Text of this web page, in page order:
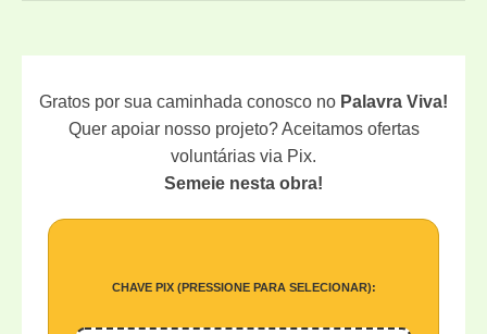
Gratos por sua caminhada conosco no Palavra Viva!
Quer apoiar nosso projeto? Aceitamos ofertas
voluntárias via Pix.
Semeie nesta obra!
CHAVE PIX (PRESSIONE PARA SELECIONAR):